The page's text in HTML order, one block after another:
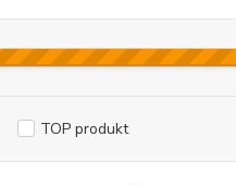
TOP produkt